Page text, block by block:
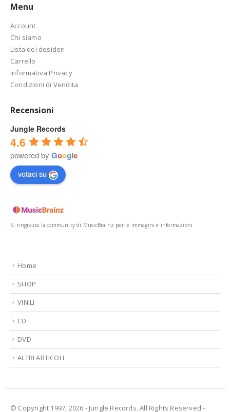
Menu
Account
Chi siamo
Lista dei desideri
Carrello
Informativa Privacy
Condizioni di Vendita
Recensioni
Jungle Records
4.6
powered by Google
votaci su
Si ringrazia la community di MusicBrainz per le immagini e informazioni
Home
SHOP
VINILI
CD
DVD
ALTRI ARTICOLI
© Copyright 1997, 2026 - Jungle Records. All Rights Reserved -